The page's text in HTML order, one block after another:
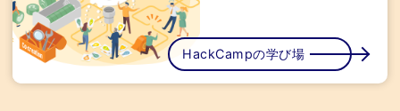
HackCampの学び場